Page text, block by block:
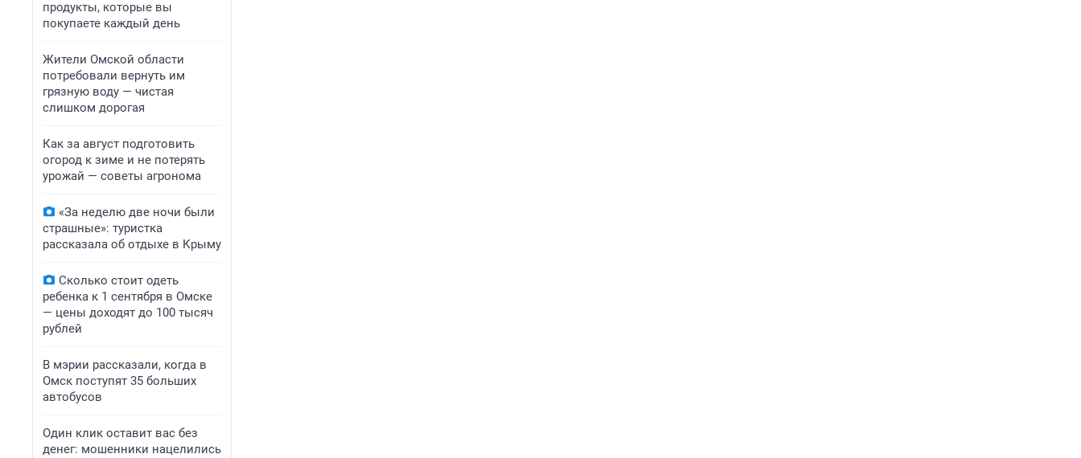
продукты, которые вы
покупаете каждый день
Жители Омской области
потребовали вернуть им
грязную воду — чистая
слишком дорогая
Как за август подготовить
огород к зиме и не потерять
урожай — советы агронома
«За неделю две ночи были
страшные»: туристка
рассказала об отдыхе в Крыму
Сколько стоит одеть
ребенка к 1 сентября в Омске
— цены доходят до 100 тысяч
рублей
В мэрии рассказали, когда в
Омск поступят 35 больших
автобусов
Один клик оставит вас без
денег: мошенники нацелились